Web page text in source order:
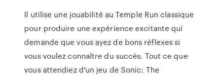
Il utilise une jouabilité au Temple Run classique
pour produire une expérience excitante qui
demande que vous ayez de bons réflexes si
vous voulez connaître du succès. Tout ce que
vous attendiez d'un jeu de Sonic: The